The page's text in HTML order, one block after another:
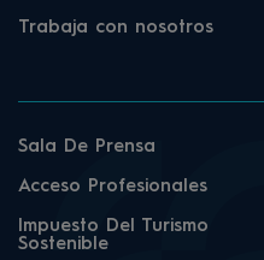
Trabaja con nosotros
Sala De Prensa
Acceso Profesionales
Impuesto Del Turismo
Sostenible